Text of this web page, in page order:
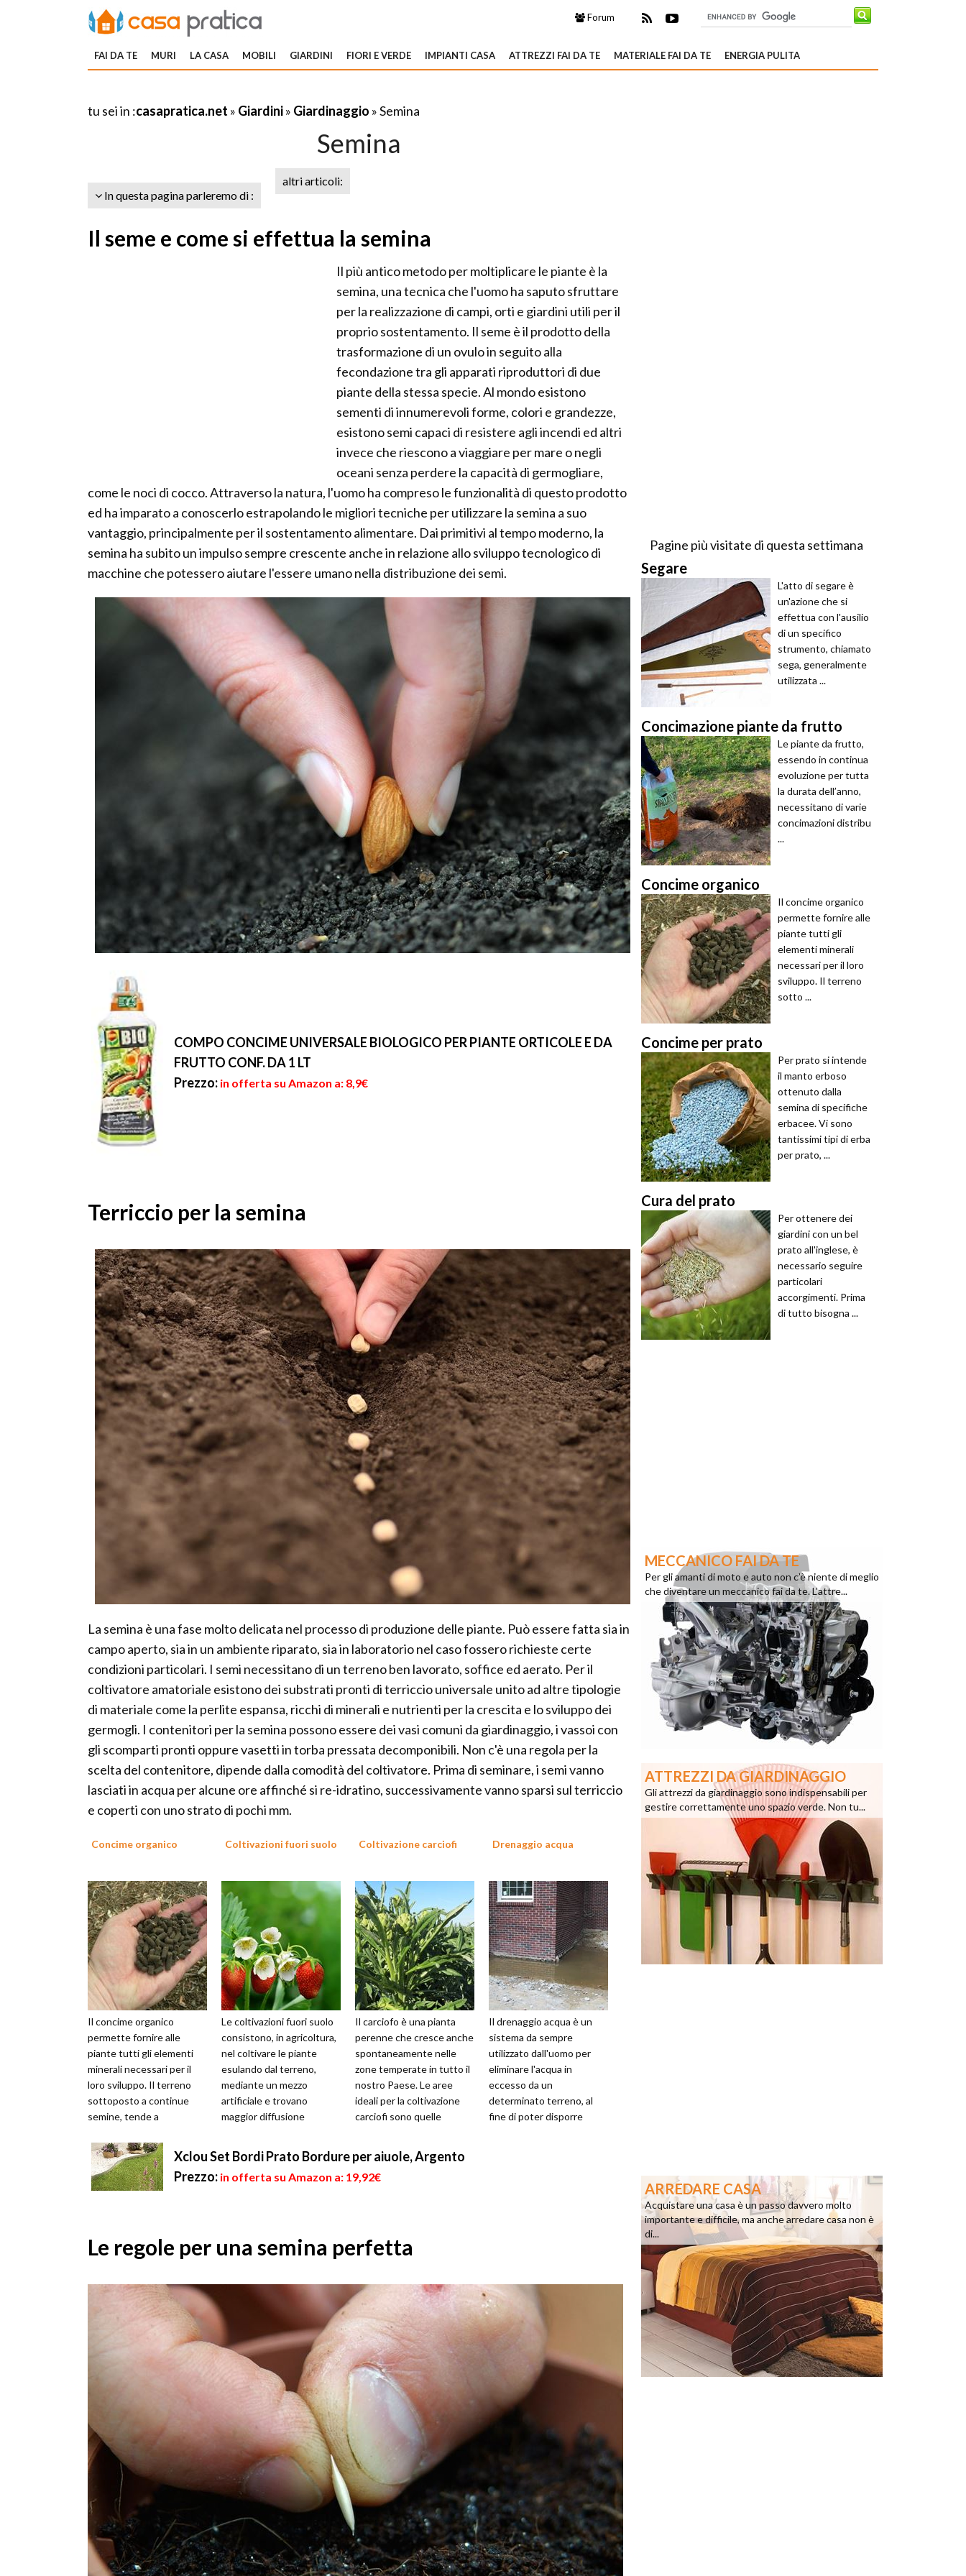
Forum
FAI DA TE MURI LA CASA MOBILI GIARDINI FIORI E VERDE IMPIANTI CASA ATTREZZI FAI DA TE MATERIALE FAI DA TE ENERGIA PULITA
tu sei in :casapratica.net » Giardini» Giardinaggio » Semina
Semina
In questa pagina parleremo di :
altri articoli:
Il seme e come si effettua la semina
Il più antico metodo per moltiplicare le piante è la
semina, una tecnica che l'uomo ha saputo sfruttare
per la realizzazione di campi, orti e giardini utili per il
proprio sostentamento. Il seme è il prodotto della
trasformazione di un ovulo in seguito alla
fecondazione tra gli apparati riproduttori di due
piante della stessa specie. Al mondo esistono
sementi di innumerevoli forme, colori e grandezze,
esistono semi capaci di resistere agli incendi ed altri
invece che riescono a viaggiare per mare o negli
oceani senza perdere la capacità di germogliare,
come le noci di cocco. Attraverso la natura, l'uomo ha compreso le funzionalità di questo prodotto
ed ha imparato a conoscerlo estrapolando le migliori tecniche per utilizzare la semina a suo
vantaggio, principalmente per il sostentamento alimentare. Dai primitivi al tempo moderno, la
semina ha subito un impulso sempre crescente anche in relazione allo sviluppo tecnologico di
macchine che potessero aiutare l'essere umano nella distribuzione dei semi.
COMPO CONCIME UNIVERSALE BIOLOGICO PER PIANTE ORTICOLE E DA
FRUTTO CONF. DA 1 LT
Prezzo: in offerta su Amazon a: 8,9€
Terriccio per la semina
La semina è una fase molto delicata nel processo di produzione delle piante. Può essere fatta sia in
campo aperto, sia in un ambiente riparato, sia in laboratorio nel caso fossero richieste certe
condizioni particolari. I semi necessitano di un terreno ben lavorato, soffice ed aerato. Per il
coltivatore amatoriale esistono dei substrati pronti di terriccio universale unito ad altre tipologie
di materiale come la perlite espansa, ricchi di minerali e nutrienti per la crescita e lo sviluppo dei
germogli. I contenitori per la semina possono essere dei vasi comuni da giardinaggio, i vassoi con
gli scomparti pronti oppure vasetti in torba pressata decomponibili. Non c'è una regola per la
scelta del contenitore, dipende dalla comodità del coltivatore. Prima di seminare, i semi vanno
lasciati in acqua per alcune ore affinché si re-idratino, successivamente vanno sparsi sul terriccio
e coperti con uno strato di pochi mm.
Concime organico
Il concime organico
permette fornire alle
piante tutti gli elementi
minerali necessari per il
loro sviluppo. Il terreno
sottoposto a continue
semine, tende a
per riequilibr...
Coltivazioni fuori suolo
Le coltivazioni fuori suolo
consistono, in agricoltura,
nel coltivare le piante
esulando dal terreno,
mediante un mezzo
artificiale e trovano
maggior diffusione
Coltivazione carciofi
Il carciofo è una pianta
perenne che cresce anche
spontaneamente nelle
zone temperate in tutto il
nostro Paese. Le aree
ideali per la coltivazione
carciofi sono quelle
Drenaggio acqua
Il drenaggio acqua è un
sistema da sempre
utilizzato dall'uomo per
eliminare l'acqua in
eccesso da un
determinato terreno, al
fine di poter disporre
Xclou Set Bordi Prato Bordure per aiuole, Argento
Prezzo: in offerta su Amazon a: 19,92€
Le regole per una semina perfetta
Pagine più visitate di questa settimana
Segare
L'atto di segare è
un'azione che si
effettua con l'ausilio
di un specifico
strumento, chiamato
sega, generalmente
utilizzata ...
Concimazione piante da frutto
Le piante da frutto,
essendo in continua
evoluzione per tutta
la durata dell’anno,
necessitano di varie
concimazioni distribu
...
Concime organico
Il concime organico
permette fornire alle
piante tutti gli
elementi minerali
necessari per il loro
sviluppo. Il terreno
sotto ...
Concime per prato
Per prato si intende
il manto erboso
ottenuto dalla
semina di specifiche
erbacee. Vi sono
tantissimi tipi di erba
per prato, ...
Cura del prato
Per ottenere dei
giardini con un bel
prato all'inglese, è
necessario seguire
particolari
accorgimenti. Prima
di tutto bisogna ...
MECCANICO FAI DA TE
Per gli amanti di moto e auto non c’è niente di meglio
che diventare un meccanico fai da te. L’attre...
ATTREZZI DA GIARDINAGGIO
Gli attrezzi da giardinaggio sono indispensabili per
gestire correttamente uno spazio verde. Non tu...
ARREDARE CASA
Acquistare una casa è un passo davvero molto
importante e difficile, ma anche arredare casa non è
di...